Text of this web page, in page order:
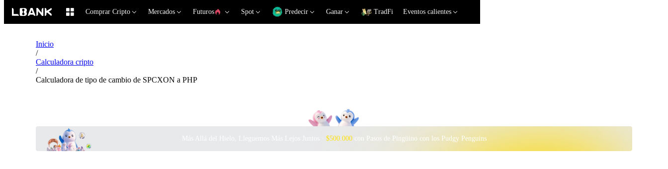
Comprar Cripto Mercados Futuros Spot Predecir Ganar TradFi Eventos calientes
Inicio
/
Calculadora cripto
/
Calculadora de tipo de cambio de SPCXON a PHP
Más Allá del Hielo, Lleguemos Más Lejos Juntos · $500.000con Pasos de Pingüino con los Pudgy Penguins